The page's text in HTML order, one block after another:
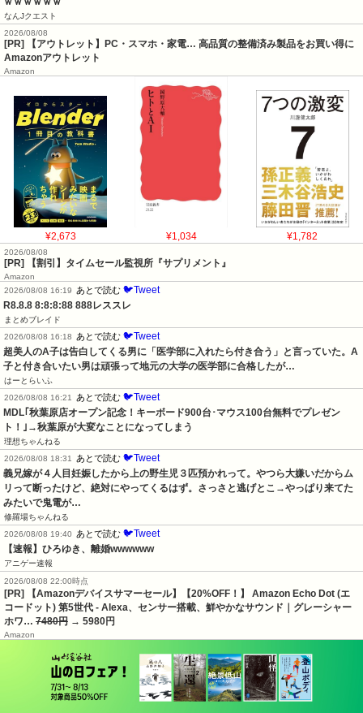
なんJクエスト
2026/08/08
[PR] 【アウトレット】PC・スマホ・家電… 高品質の整備済み製品をお買い得に
Amazonアウトレット
Amazon
¥2,673 ¥1,034 ¥1,782
2026/08/08
[PR] 【割引】タイムセール監視所『サプリメント』
Amazon
2026/08/08 16:19
あとで読む 🐦Tweet
R8.8.8 8:8:8:88 888レススレ
まとめブレイド
2026/08/08 16:18
あとで読む 🐦Tweet
超美人のA子は告白してくる男に「医学部に入れたら付き合う」と言っていた。A
子と付き合いたい男は頑張って地元の大学の医学部に合格したが…
はーとらいふ
2026/08/08 16:21
あとで読む 🐦Tweet
MDL｢秋葉原店オープン記念！キーボード900台･マウス100台無料でプレゼン
ト！｣→秋葉原が大変なことになってしまう
理想ちゃんねる
2026/08/08 18:31
あとで読む 🐦Tweet
義兄嫁が４人目妊娠したから上の野生児３匹預かれって。やつら大嫌いだからム
リって断ったけど、絶対にやってくるはず。さっさと逃げとこ→やっぱり来てた
みたいで鬼電が…
修羅場ちゃんねる
2026/08/08 19:40
あとで読む 🐦Tweet
【速報】ひろゆき、離婚wwwwww
アニゲー速報
2026/08/08 22:00時点
[PR] 【Amazonデバイスサマーセール】【20%OFF！】 Amazon Echo Dot (エ
コードット) 第5世代 - Alexa、センサー搭載、鮮やかなサウンド｜グレーシャー
ホワ… 7480円 → 5980円
Amazon